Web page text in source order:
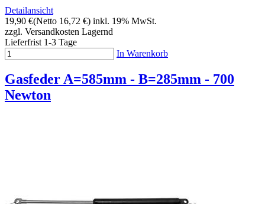
Detailansicht
19,90 €(Netto 16,72 €) inkl. 19% MwSt.
zzgl. Versandkosten Lagernd
Lieferfrist 1-3 Tage
In Warenkorb
Gasfeder A=585mm - B=285mm - 700
Newton